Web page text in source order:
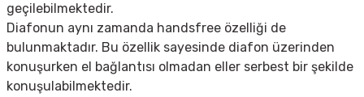
geçilebilmektedir.
Diafonun aynı zamanda handsfree özelliği de
bulunmaktadır. Bu özellik sayesinde diafon üzerinden
konuşurken el bağlantısı olmadan eller serbest bir şekilde
konuşulabilmektedir.